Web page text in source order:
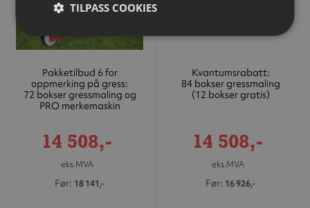
Pakketilbud 6 for
oppmerking på gress:
72 bokser gressmaling og
PRO merkemaskin
Tilbudspris
14 508,-
eks.MVA
Før 18 141,-
Kvantumsrabatt:
84 bokser gressmaling
(12 bokser gratis)
Tilbudspris
14 508,-
eks.MVA
Før 16 926,-
TILPASS COOKIES